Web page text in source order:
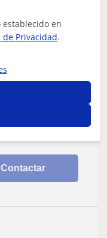
de
Soy pintora
Contactar
establecido en
de Privacidad.